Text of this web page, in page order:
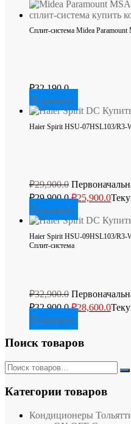
Сплит-система Midea
₽32,190.0
В корзину
Haier Spirit HSU-07HSL103/R3-
₽29,900.0
₽29,900.0.₽25,900.0
В корзину
Haier Spirit HSU-09HSL103/
Сплит-система
₽32,900.0
₽32,900.0.₽28,600.0
В корзину
Поиск товаров
Категории товаров
Кондиционеры